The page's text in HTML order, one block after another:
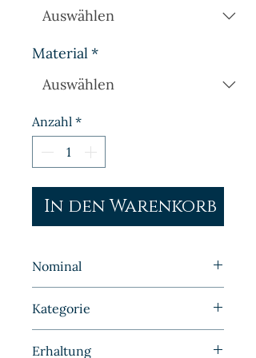
Material*
Anzahl *
In den Warenkorb
Nominal
Kategorie
Erhaltung